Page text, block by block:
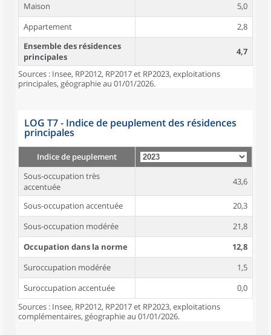
Maison
5,0
Appartement
2,8
Ensemble des résidences
principales
4,7
Sources : Insee, RP2012, RP2017 et RP2023, exploitations
principales, géographie au 01/01/2026.
LOG T7 - Indice de peuplement des résidences
principales
Indice de peuplement
Sous-occupation très
accentuée
43,6
Sous-occupation accentuée
20,3
Sous-occupation modérée
21,8
Occupation dans la norme
12,8
Suroccupation modérée
1,5
Suroccupation accentuée
0,0
Sources : Insee, RP2012, RP2017 et RP2023, exploitations
complémentaires, géographie au 01/01/2026.